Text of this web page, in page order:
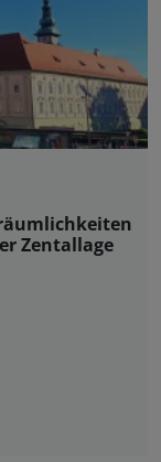
Zentallage